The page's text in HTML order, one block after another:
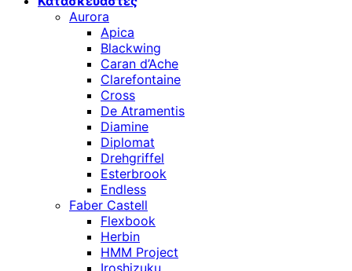
Aurora
Apica
Blackwing
Caran d’Ache
Clarefontaine
Cross
De Atramentis
Diamine
Diplomat
Drehgriffel
Esterbrook
Endless
Faber Castell
Flexbook
Herbin
HMM Project
Iroshizuku